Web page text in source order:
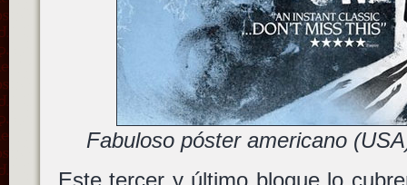
Fabuloso póster americano
Este tercer y último bloque lo